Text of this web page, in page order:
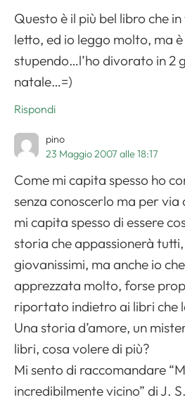
Questo è il più bel libro che
letto, ed io leggo molto, ma
stupendo…l’ho divorato in 2
natale…=)
Rispondi
pino
23 Maggio 2007 alle 18:17
Come mi capita spesso ho
senza conoscerlo ma per
mi capita spesso di essere
storia che appassionerà
giovanissimi, ma anche io
apprezzata molto, forse
riportato indietro ai libri che
Una storia d’amore, un
libri, cosa volere di più?
Mi sento di raccomandare
incredibilmente vicino” di J.